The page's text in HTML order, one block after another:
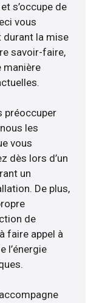
s’occupe de
vous
durant la mise
savoir-faire,
manière
préoccuper
les
vous
dès lors d’un
un
De plus,
de
faire appel à
l’énergie